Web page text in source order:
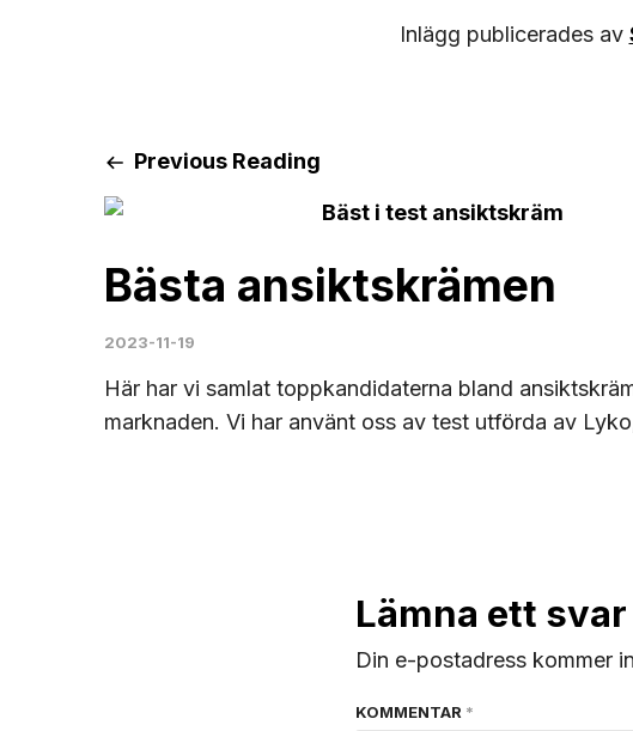
Inlägg publicerades av
Previous Reading
Bästa ansiktskrämen
2023-11-19
Här har vi samlat toppkandidaterna bland
marknaden. Vi har använt oss av test utförda av
Lämna ett svar
Din e-postadress kommer
KOMMENTAR *